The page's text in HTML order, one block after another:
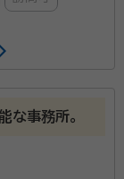
関係図を中心
な事務所。